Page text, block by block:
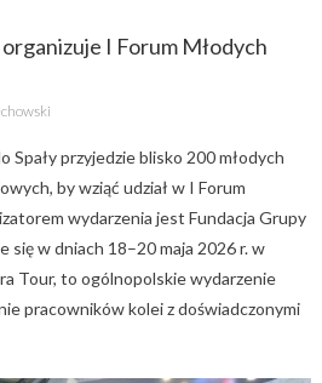
I Forum Młodych
Spały przyjedzie blisko 200 młodych
by wziąć udział w I Forum
wydarzenia jest Fundacja Grupy
się w dniach 18–20 maja 2026 r. w
Tour, to ogólnopolskie wydarzenie
pracowników kolei z doświadczonymi